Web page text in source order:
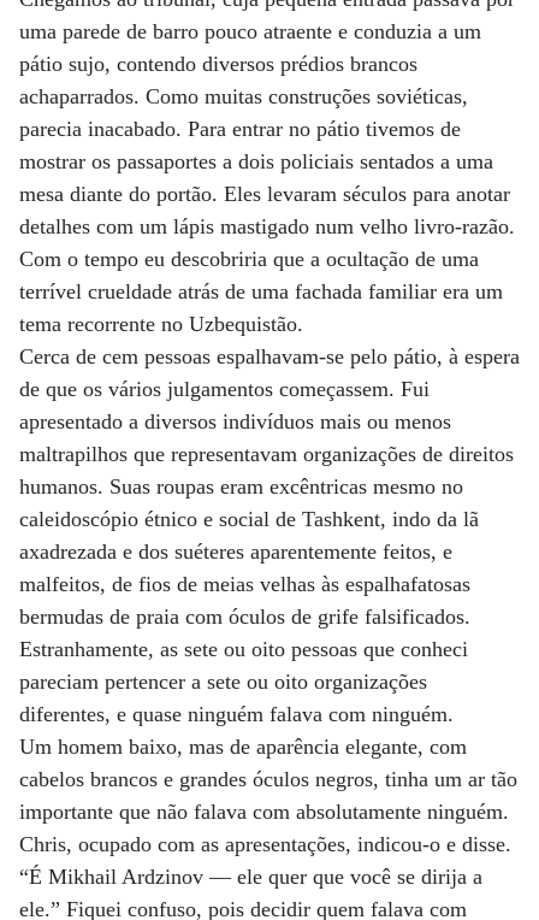
uma parede de barro pouco atraente e conduzia a um
pátio sujo, contendo diversos prédios brancos
achaparrados. Como muitas construções soviéticas,
parecia inacabado. Para entrar no pátio tivemos de
mostrar os passaportes a dois policiais sentados a uma
mesa diante do portão. Eles levaram séculos para anotar
detalhes com um lápis mastigado num velho livro-razão.
Com o tempo eu descobriria que a ocultação de uma
terrível crueldade atrás de uma fachada familiar era um
tema recorrente no Uzbequistão.
Cerca de cem pessoas espalhavam-se pelo pátio, à espera
de que os vários julgamentos começassem. Fui
apresentado a diversos indivíduos mais ou menos
maltrapilhos que representavam organizações de direitos
humanos. Suas roupas eram excêntricas mesmo no
caleidoscópio étnico e social de Tashkent, indo da lã
axadrezada e dos suéteres aparentemente feitos, e
malfeitos, de fios de meias velhas às espalhafatosas
bermudas de praia com óculos de grife falsificados.
Estranhamente, as sete ou oito pessoas que conheci
pareciam pertencer a sete ou oito organizações
diferentes, e quase ninguém falava com ninguém.
Um homem baixo, mas de aparência elegante, com
cabelos brancos e grandes óculos negros, tinha um ar tão
importante que não falava com absolutamente ninguém.
Chris, ocupado com as apresentações, indicou-o e disse.
“É Mikhail Ardzinov — ele quer que você se dirija a
ele.” Fiquei confuso, pois decidir quem falava com